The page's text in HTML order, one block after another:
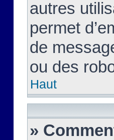
autres
permet
de
ou des
Haut
»